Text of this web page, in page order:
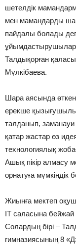
шетелдік
мен мамандарды
пайдалы болады
Талдықорған
Мүлкібаева.
Шара аясында
ерекше
талданып,
қатар жастар өз
технологиялық
Ашық пікір алмасу
орнатуға мүмкіндік
Жиынға мектеп
IT саласына бейжай
Солардың бірі –
гимназиясының 8